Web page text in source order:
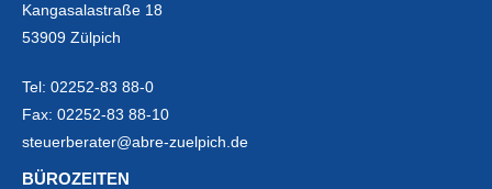
Kangasalastraße 18
53909 Zülpich
Tel: 02252-83 88-0
Fax: 02252-83 88-10
steuerberater@abre-zuelpich.de
BÜROZEITEN